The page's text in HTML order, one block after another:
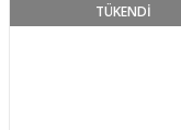
TÜKENDİ